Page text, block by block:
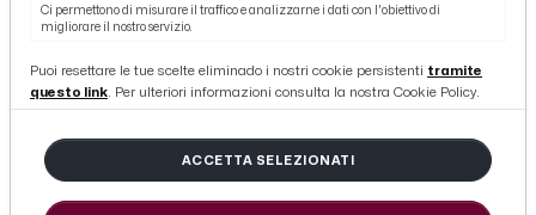
Atletico Ascoli-HR Maceratese 2-3,
highlights
Ci permettono di misurare il traffico e analizzarne i dati con l'obiettivo di
migliorare il nostro servizio.
Puoi resettare le tue scelte eliminado i nostri cookie persistenti tramite
questo link. Per ulteriori informazioni consulta la nostra Cookie Policy.
ACCETTA SELEZIONATI